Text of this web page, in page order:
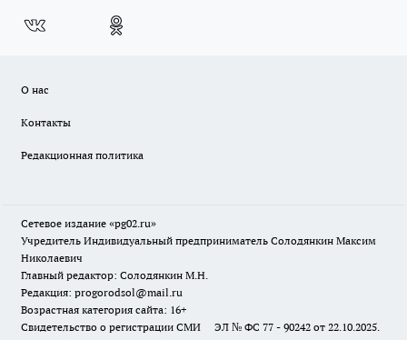
О нас
Контакты
Редакционная политика
Сетевое издание «pg02.ru»
Учредитель Индивидуальный предприниматель Солодянкин Максим
Николаевич
Главный редактор: Солодянкин М.Н.
Редакция: progorodsol@mail.ru
Возрастная категория сайта: 16+
Свидетельство о регистрации СМИ ЭЛ № ФС 77 - 90242 от 22.10.2025.